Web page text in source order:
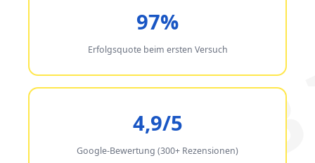
97%
Erfolgsquote beim ersten Versuch
4,9/5
Google-Bewertung (300+ Rezensionen)